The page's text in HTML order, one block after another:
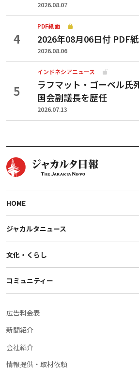
2026.08.07
PDF紙面
2026年08月06日付 PDF
2026.08.06
インドネシアニュース
ラフマット・ゴーベル氏
国会副議長を歴任
2026.07.13
HOME
ジャカルタニュース
文化・くらし
コミュニティー
広告料金表
新聞紹介
会社紹介
情報提供・取材依頼